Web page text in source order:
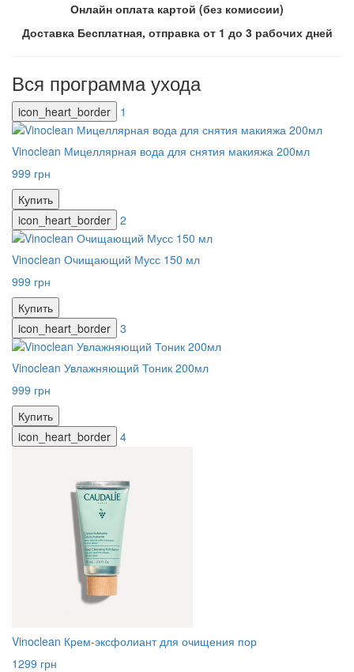
Онлайн оплата картой (без комиссии)
Доставка Бесплатная, отправка от 1 до 3 рабочих дней
Вся программа ухода
icon_heart_border 1
Vinoclean Мицеллярная вода для снятия макияжа 200мл
999 грн
Купить
icon_heart_border 2
Vinoclean Очищающий Мусс 150 мл
999 грн
Купить
icon_heart_border 3
Vinoclean Увлажняющий Тоник 200мл
999 грн
Купить
icon_heart_border 4
Vinoclean Крем-эксфолиант для очищения пор
1299 грн